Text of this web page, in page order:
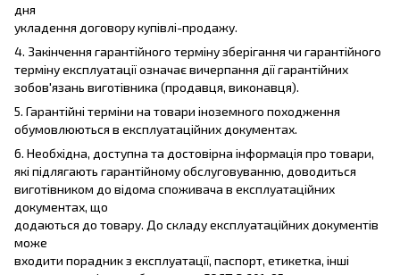
дня
укладення договору купівлі-продажу.
4. Закінчення гарантійного терміну зберігання чи гарантійного
терміну експлуатації означає вичерпання дії гарантійних
зобов'язань виготівника (продавця, виконавця).
5. Гарантійні терміни на товари іноземного походження
обумовлюються в експлуатаційних документах.
6. Необхідна, доступна та достовірна інформація про товари,
які підлягають гарантійному обслуговуванню, доводиться
виготівником до відома споживача в експлуатаційних
документах, що
додаються до товару. До складу експлуатаційних документів
може
входити порадник з експлуатації, паспорт, етикетка, інші